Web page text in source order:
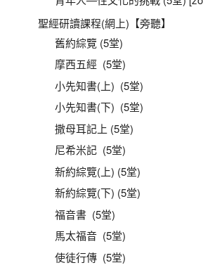
聖經研讀課程(網上)【旁聽】
舊約綜覽 (5堂)
摩西五經 (5堂)
小先知書(上) (5堂)
小先知書(下) (5堂)
撒母耳記上 (5堂)
尼希米記 (5堂)
新約綜覽(上) (5堂)
新約綜覽(下) (5堂)
福音書 (5堂)
馬太福音 (5堂)
使徒行傳 (5堂)